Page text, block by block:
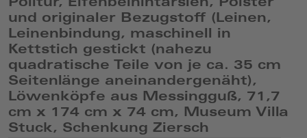
Politur, Elfenbeinintarsien, Polster
und originaler Bezugstoff (Leinen,
Leinenbindung, maschinell in
Kettstich gestickt (nahezu
quadratische Teile von je ca. 35 cm
Seitenlänge aneinandergenäht),
Löwenköpfe aus Messingguß, 71,7
cm x 174 cm x 74 cm, Museum Villa
Stuck, Schenkung Ziersch